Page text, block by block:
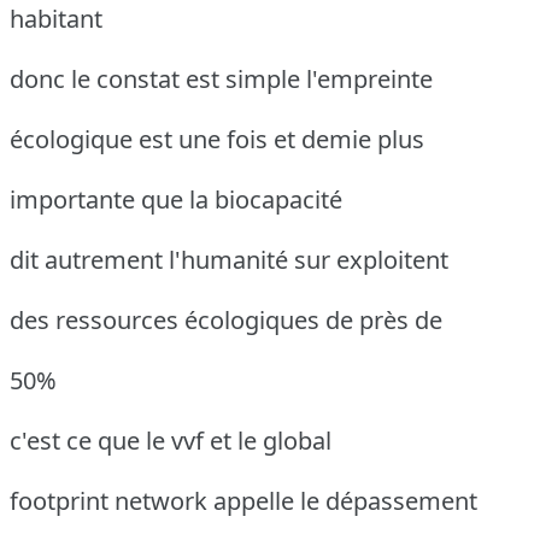
habitant
donc le constat est simple l'empreinte
écologique est une fois et demie plus
importante que la biocapacité
dit autrement l'humanité sur exploitent
des ressources écologiques de près de
50%
c'est ce que le vvf et le global
footprint network appelle le dépassement